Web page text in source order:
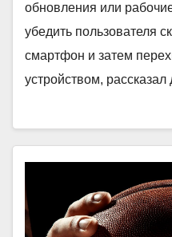
обновления или
убедить пользователя
смартфон и затем
устройством,